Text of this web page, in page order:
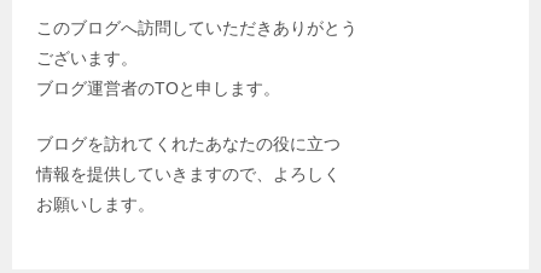
このブログへ訪問していただきありがとう
ございます。
ブログ運営者のTOと申します。
ブログを訪れてくれたあなたの役に立つ
情報を提供していきますので、よろしく
お願いします。